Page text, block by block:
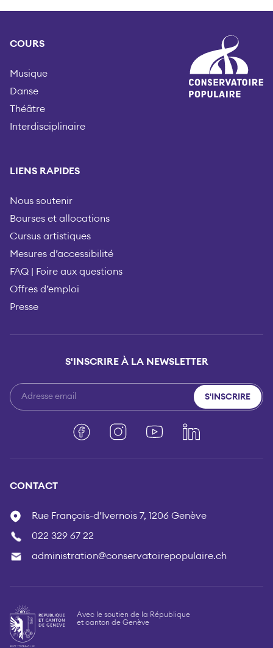
COURS
Musique
Danse
Théâtre
Interdisciplinaire
LIENS RAPIDES
Nous soutenir
Bourses et allocations
Cursus artistiques
Mesures d’accessibilité
FAQ | Foire aux questions
Offres d’emploi
Presse
S'INSCRIRE À LA NEWSLETTER
S'INSCRIRE
FacebookInstagramYouTubeLinkedIn
CONTACT
Rue François-d’Ivernois 7, 1206 Genève
022 329 67 22
administration@conservatoirepopulaire.ch
Avec le soutien de la République
et canton de Genève